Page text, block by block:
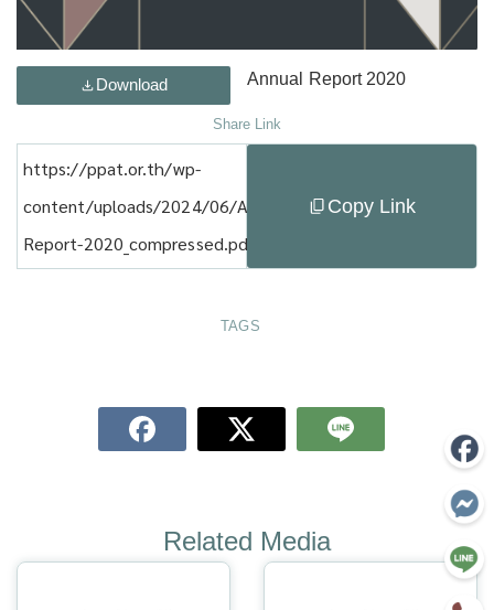
Download Annual Report 2020
Share Link
https://ppat.or.th/wp-
content/uploads/2024/06/Annual-
Report-2020_compressed.pdf
Copy Link
TAGS
Related Media